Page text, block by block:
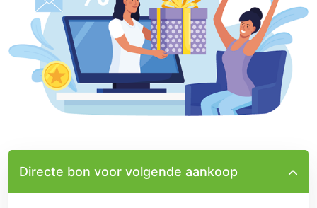
Directe bon voor volgende aankoop